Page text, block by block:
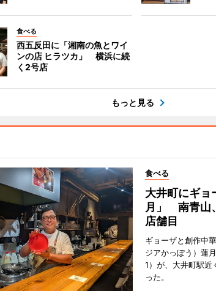
食べる
西五反田に「湘南の魚とワイ
ンの店 ヒラツカ」 横浜に続
く2号店
もっと見る
食べる
大井町にギョ
月」 南青山
店舗目
ギョーザと創作中
ジアかっぽう）蓮
1）が、大井町駅近
った。